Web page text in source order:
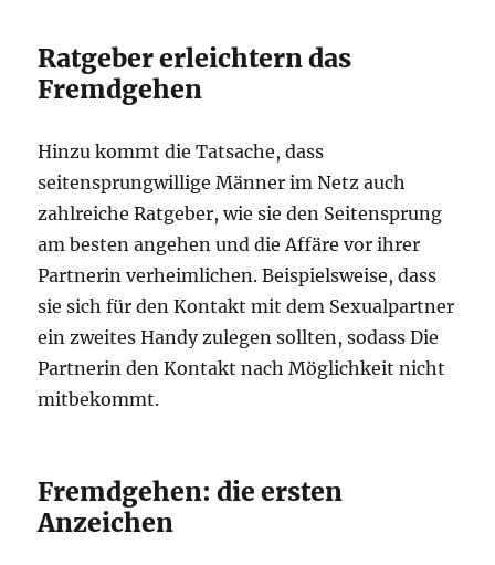
Ratgeber erleichtern das
Fremdgehen
Hinzu kommt die Tatsache, dass
seitensprungwillige Männer im Netz auch
zahlreiche Ratgeber, wie sie den Seitensprung
am besten angehen und die Affäre vor ihrer
Partnerin verheimlichen. Beispielsweise, dass
sie sich für den Kontakt mit dem Sexualpartner
ein zweites Handy zulegen sollten, sodass Die
Partnerin den Kontakt nach Möglichkeit nicht
mitbekommt.
Fremdgehen: die ersten
Anzeichen